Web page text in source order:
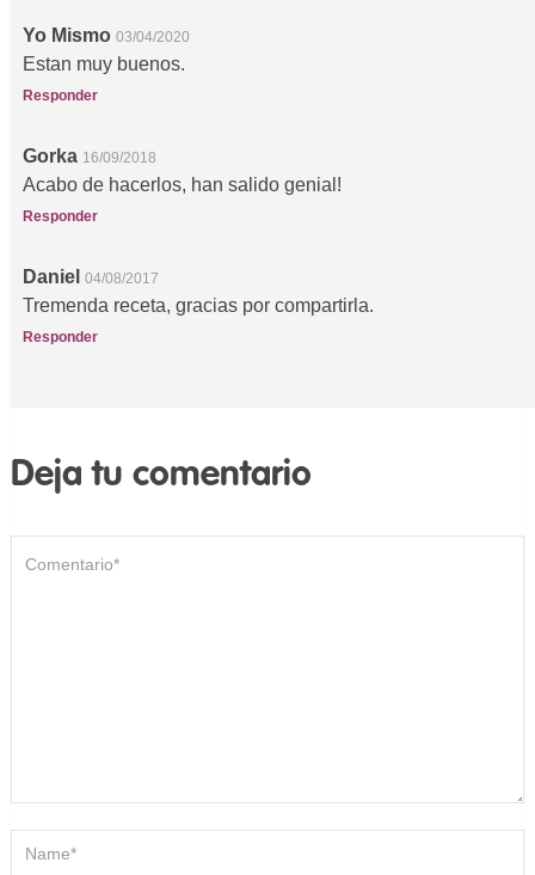
Yo Mismo 03/04/2020
Estan muy buenos.
Responder
Gorka 16/09/2018
Acabo de hacerlos, han salido genial!
Responder
Daniel 04/08/2017
Tremenda receta, gracias por compartirla.
Responder
Deja tu comentario